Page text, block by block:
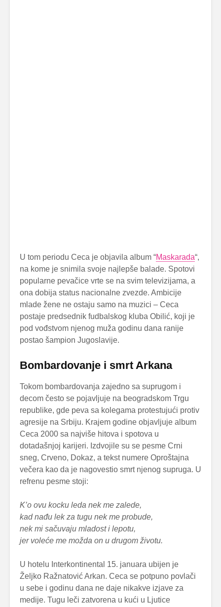
U tom periodu Ceca je objavila album “Maskarada“,
na kome je snimila svoje najlepše balade. Spotovi
popularne pevačice vrte se na svim televizijama, a
ona dobija status nacionalne zvezde. Ambicije
mlade žene ne ostaju samo na muzici – Ceca
postaje predsednik fudbalskog kluba Obilić, koji je
pod vođstvom njenog muža godinu dana ranije
postao šampion Jugoslavije.
Bombardovanje i smrt Arkana
Tokom bombardovanja zajedno sa suprugom i
decom često se pojavljuje na beogradskom Trgu
republike, gde peva sa kolegama protestujući protiv
agresije na Srbiju. Krajem godine objavljuje album
Ceca 2000 sa najviše hitova i spotova u
dotadašnjoj karijeri. Izdvojile su se pesme Crni
sneg, Crveno, Dokaz, a tekst numere Oproštajna
večera kao da je nagovestio smrt njenog supruga. U
refrenu pesme stoji:
K’o ovu kocku leda nek me zalede,
kad nađu lek za tugu nek me probude,
nek mi sačuvaju mladost i lepotu,
jer voleće me možda on u drugom životu.
U hotelu Interkontinental 15. januara ubijen je
Željko Ražnatović Arkan. Ceca se potpuno povlači
u sebe i godinu dana ne daje nikakve izjave za
medije. Tugu leči zatvorena u kući u Ljutice